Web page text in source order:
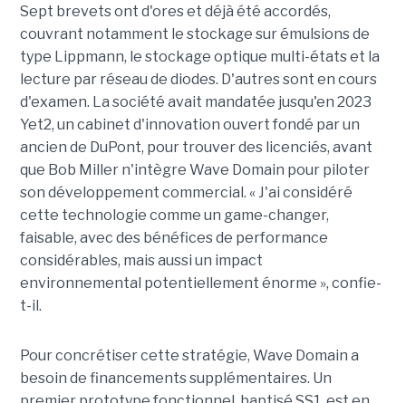
Sept brevets ont d'ores et déjà été accordés,
couvrant notamment le stockage sur émulsions de
type Lippmann, le stockage optique multi-états et la
lecture par réseau de diodes. D'autres sont en cours
d'examen. La société avait mandatée jusqu'en 2023
Yet2, un cabinet d'innovation ouvert fondé par un
ancien de DuPont, pour trouver des licenciés, avant
que Bob Miller n'intègre Wave Domain pour piloter
son développement commercial. « J'ai considéré
cette technologie comme un game-changer,
faisable, avec des bénéfices de performance
considérables, mais aussi un impact
environnemental potentiellement énorme », confie-
t-il.
Pour concrétiser cette stratégie, Wave Domain a
besoin de financements supplémentaires. Un